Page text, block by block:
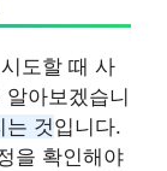
도할 때 사
아보겠습니
는 것입니다.
을 확인해야